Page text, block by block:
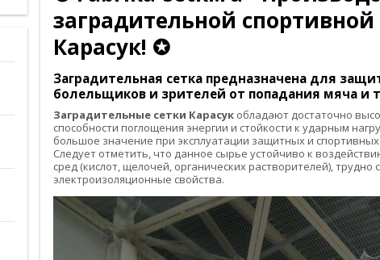
заградительной спортивной
Карасук! ✪
Заградительная сетка предназначена для
болельщиков и зрителей от попадания мяча и
Заградительные сетки Карасук обладают достаточно
способности поглощения энергии и стойкости к ударным
большое значение при эксплуатации защитных и спортивных
Следует отметить, что данное сырье устойчиво к
сред (кислот, щелочей, органических растворителей),
электроизоляционные свойства.